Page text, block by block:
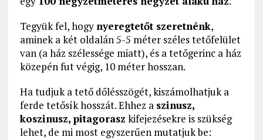
Tegyük fel, hogy nyeregtetőt szeretnénk,
aminek a két oldalán 5-5 méter széles tetőfelület
van (a ház szélessége miatt), és a tetőgerinc a ház
közepén fut végig, 10 méter hosszan.
Ha tudjuk a tető dőlésszögét, kiszámolhatjuk a
ferde tetősík hosszát. Ehhez a szinusz,
koszinusz, pitagorasz kifejezésekre is szükség
lehet, de mi most egyszerűen mutatjuk be: